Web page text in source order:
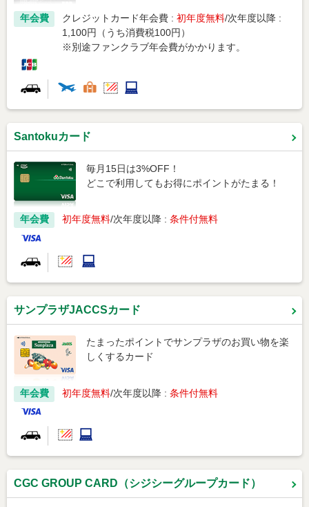
年会費 クレジットカード年会費 : 初年度無料 次年度以降 :
1,100円（うち消費税100円）
※別途ファンクラブ年会費がかかります。
Santokuカード
毎月15日は3%OFF！
どこで利用してもお得にポイントがたまる！
年会費 初年度無料 次年度以降 : 条件付無料
サンプラザJACCSカード
たまったポイントでサンプラザのお買い物を楽
しくするカード
年会費 初年度無料 次年度以降 : 条件付無料
CGC GROUP CARD（シジシーグループカード）